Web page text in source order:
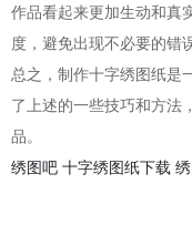
作品看起来更加生动和真
度，避免出现不必要的错
总之，制作十字绣图纸是
了上述的一些技巧和方法
品。
绣图吧 十字绣图纸下载